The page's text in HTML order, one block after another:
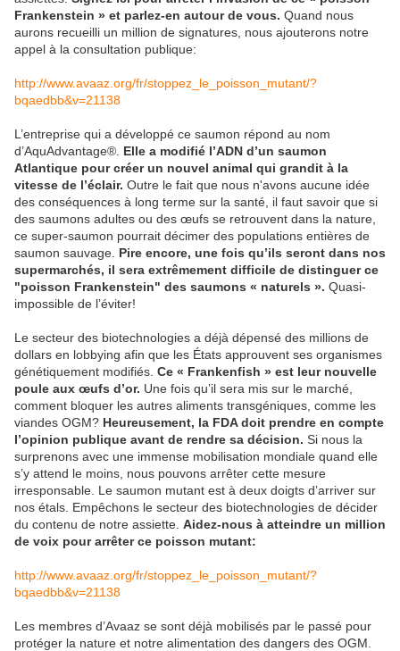
Frankenstein » et parlez-en autour de vous. Quand nous
aurons recueilli un million de signatures, nous ajouterons notre
appel à la consultation publique:
http://www.avaaz.org/fr/stoppez_le_poisson_mutant/?
bqaedbb&v=21138
L’entreprise qui a développé ce saumon répond au nom
d’AquAdvantage®. Elle a modifié l’ADN d’un saumon
Atlantique pour créer un nouvel animal qui grandit à la
vitesse de l’éclair. Outre le fait que nous n'avons aucune idée
des conséquences à long terme sur la santé, il faut savoir que si
des saumons adultes ou des œufs se retrouvent dans la nature,
ce super-saumon pourrait décimer des populations entières de
saumon sauvage. Pire encore, une fois qu’ils seront dans nos
supermarchés, il sera extrêmement difficile de distinguer ce
"poisson Frankenstein" des saumons « naturels ». Quasi-
impossible de l’éviter!
Le secteur des biotechnologies a déjà dépensé des millions de
dollars en lobbying afin que les États approuvent ses organismes
génétiquement modifiés. Ce « Frankenfish » est leur nouvelle
poule aux œufs d’or. Une fois qu’il sera mis sur le marché,
comment bloquer les autres aliments transgéniques, comme les
viandes OGM? Heureusement, la FDA doit prendre en compte
l’opinion publique avant de rendre sa décision. Si nous la
surprenons avec une immense mobilisation mondiale quand elle
s’y attend le moins, nous pouvons arrêter cette mesure
irresponsable. Le saumon mutant est à deux doigts d’arriver sur
nos étals. Empêchons le secteur des biotechnologies de décider
du contenu de notre assiette. Aidez-nous à atteindre un million
de voix pour arrêter ce poisson mutant:
http://www.avaaz.org/fr/stoppez_le_poisson_mutant/?
bqaedbb&v=21138
Les membres d’Avaaz se sont déjà mobilisés par le passé pour
protéger la nature et notre alimentation des dangers des OGM.